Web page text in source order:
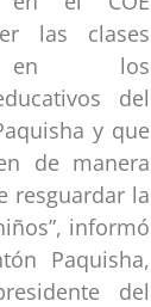
las clases
en los
del
y que
de manera
resguardar la
informó
Paquisha,
del